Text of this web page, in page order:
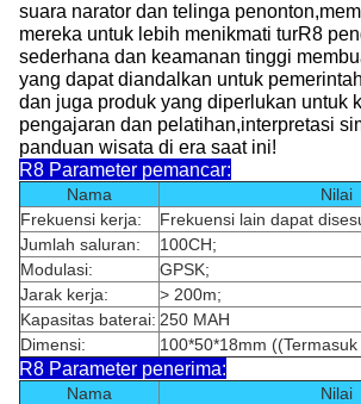
suara narator dan telinga
mereka untuk lebih menikmati turR8
sederhana dan keamanan tinggi
yang dapat diandalkan untuk
dan juga produk yang diperlukan untuk
pengajaran dan pelatihan,interpretasi
panduan wisata di era saat ini!
R8 Parameter pemancar:
Nama
Nilai
Frekuensi kerja:
Frekuensi lain dapat
Jumlah saluran:
100CH;
Modulasi:
GPSK;
Jarak kerja:
> 200m;
Kapasitas baterai: 250 MAH
Dimensi:
100*50*18mm
R8 Parameter penerima:
Nama
Nilai